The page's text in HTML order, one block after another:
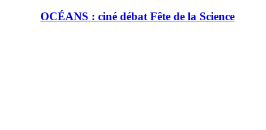
OCÉANS : ciné débat Fête de la Science